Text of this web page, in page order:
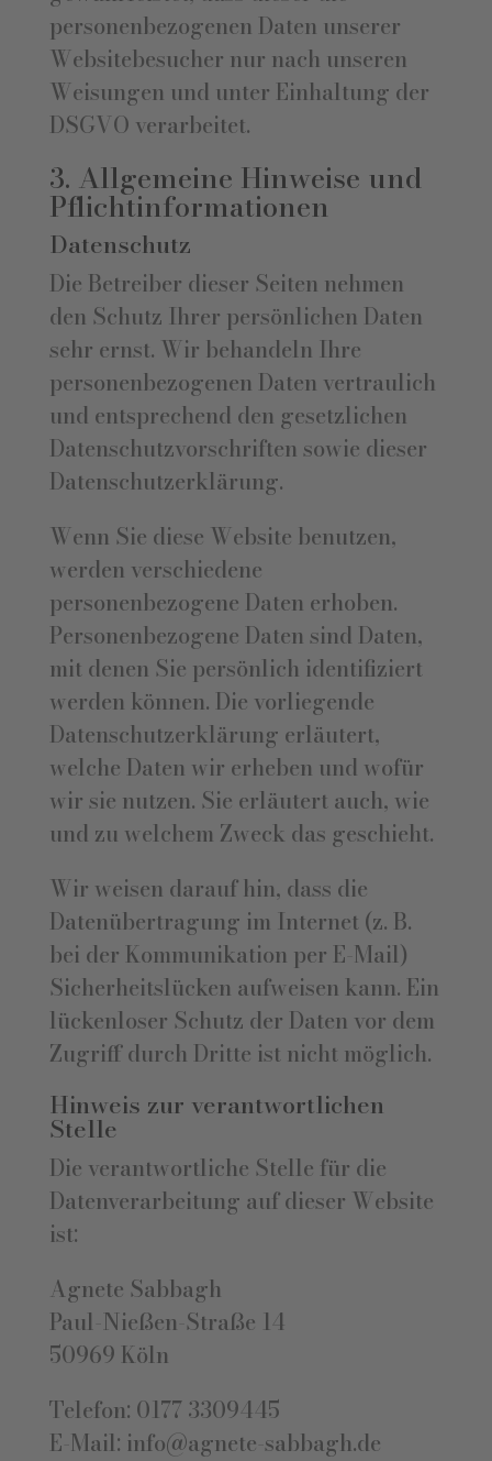
personenbezogenen Daten unserer
Websitebesucher nur nach unseren
Weisungen und unter Einhaltung der
DSGVO verarbeitet.
3. Allgemeine Hinweise und
Pflicht­informationen
Datenschutz
Die Betreiber dieser Seiten nehmen
den Schutz Ihrer persönlichen Daten
sehr ernst. Wir behandeln Ihre
personenbezogenen Daten vertraulich
und entsprechend den gesetzlichen
Datenschutzvorschriften sowie dieser
Datenschutzerklärung.
Wenn Sie diese Website benutzen,
werden verschiedene
personenbezogene Daten erhoben.
Personenbezogene Daten sind Daten,
mit denen Sie persönlich identifiziert
werden können. Die vorliegende
Datenschutzerklärung erläutert,
welche Daten wir erheben und wofür
wir sie nutzen. Sie erläutert auch, wie
und zu welchem Zweck das geschieht.
Wir weisen darauf hin, dass die
Datenübertragung im Internet (z. B.
bei der Kommunikation per E-Mail)
Sicherheitslücken aufweisen kann. Ein
lückenloser Schutz der Daten vor dem
Zugriff durch Dritte ist nicht möglich.
Hinweis zur verantwortlichen
Stelle
Die verantwortliche Stelle für die
Datenverarbeitung auf dieser Website
ist:
Agnete Sabbagh
Paul-Nießen-Straße 14
50969 Köln
Telefon: 0177 3309445
E-Mail: info@agnete-sabbagh.de